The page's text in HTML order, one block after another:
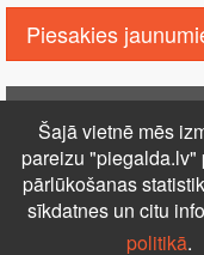
Piesakies
Kontakti
PRIVĀTUMA
Šajā vietnē mēs
pareizu "piegalda.lv"
pārlūkošanas
sīkdatnes un citu
politikā.